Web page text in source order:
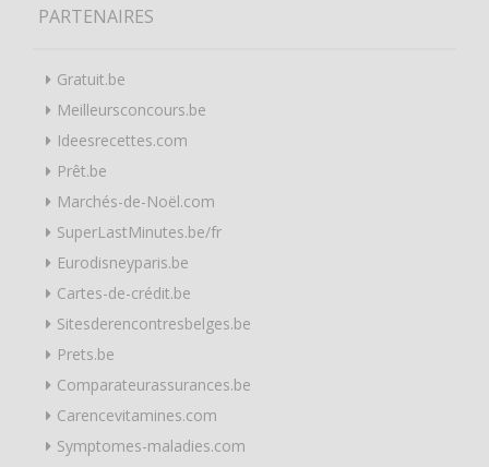
PARTENAIRES
Gratuit.be
Meilleursconcours.be
Ideesrecettes.com
Prêt.be
Marchés-de-Noël.com
SuperLastMinutes.be/fr
Eurodisneyparis.be
Cartes-de-crédit.be
Sitesderencontresbelges.be
Prets.be
Comparateurassurances.be
Carencevitamines.com
Symptomes-maladies.com